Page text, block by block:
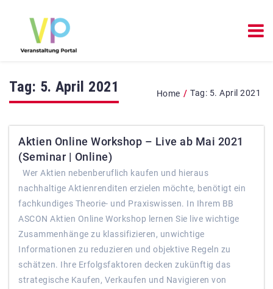
Tag: 5. April 2021 Home / Tag: 5. April 2021
Aktien Online Workshop – Live ab Mai 2021
(Seminar | Online)
Wer Aktien nebenberuflich kaufen und hieraus
nachhaltige Aktienrenditen erzielen möchte, benötigt ein
fachkundiges Theorie- und Praxiswissen. In Ihrem BB
ASCON Aktien Online Workshop lernen Sie live wichtige
Zusammenhänge zu klassifizieren, unwichtige
Informationen zu reduzieren und objektive Regeln zu
schätzen. Ihre Erfolgsfaktoren decken zukünftig das
strategische Kaufen, Verkaufen und Navigieren von